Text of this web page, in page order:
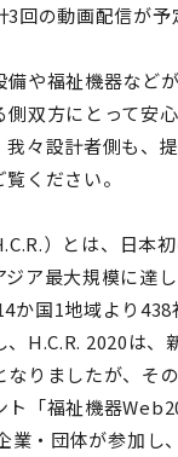
回の動画配信が予
備や福祉機器など
側双方にとって安
我々設計者側も、
ください。
）とは、日本
ア最大規模に達し
か国1地域より
H.C.R. 2020は、
なりましたが、そ
ト「福祉機器
業・団体が参加し